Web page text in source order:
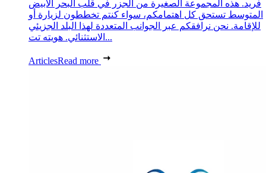
فريد. هذه المجموعة الصغيرة من الجزر في قلب البحر الأبيض
المتوسط تستحق كل اهتمامكم، سواء كنتم تخططون لزيارة أو
للإقامة. نحن نرافقكم عبر الجوانب المتعددة لهذا البلد الجزيئي
الاستثنائي. هويته تت...
ArticlesRead more